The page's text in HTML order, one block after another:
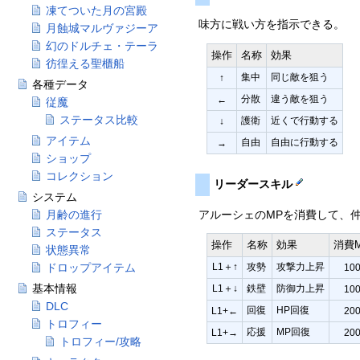
味方に戦い方を指示できる。
操作 名称 効果
↑ 集中
同じ敵を狙う
←
分散
違う敵を狙う
↓
護衛
近くで行動する
→
自由 自由に行動する
リーダースキル
アルーシェのMPを消費して、
操作 名称 効果 消費
L1＋↑ 攻勢 攻撃力上昇
100
L1＋↓
鉄壁 防御力上昇
100
L1+←
回復 HP回復
200
L1+→
応援 MP回復 200
凍てついた月の宮殿
月蝕城マルヴァジーア
幻のドルチェ・テーラ
彷徨える聖櫃船
各種データ
従魔
ステータス比較
アイテム
ショップ
コレクション
システム
月齢の進行
ステータス
状態異常
ドロップアイテム
基本情報
DLC
トロフィー
トロフィー/攻略